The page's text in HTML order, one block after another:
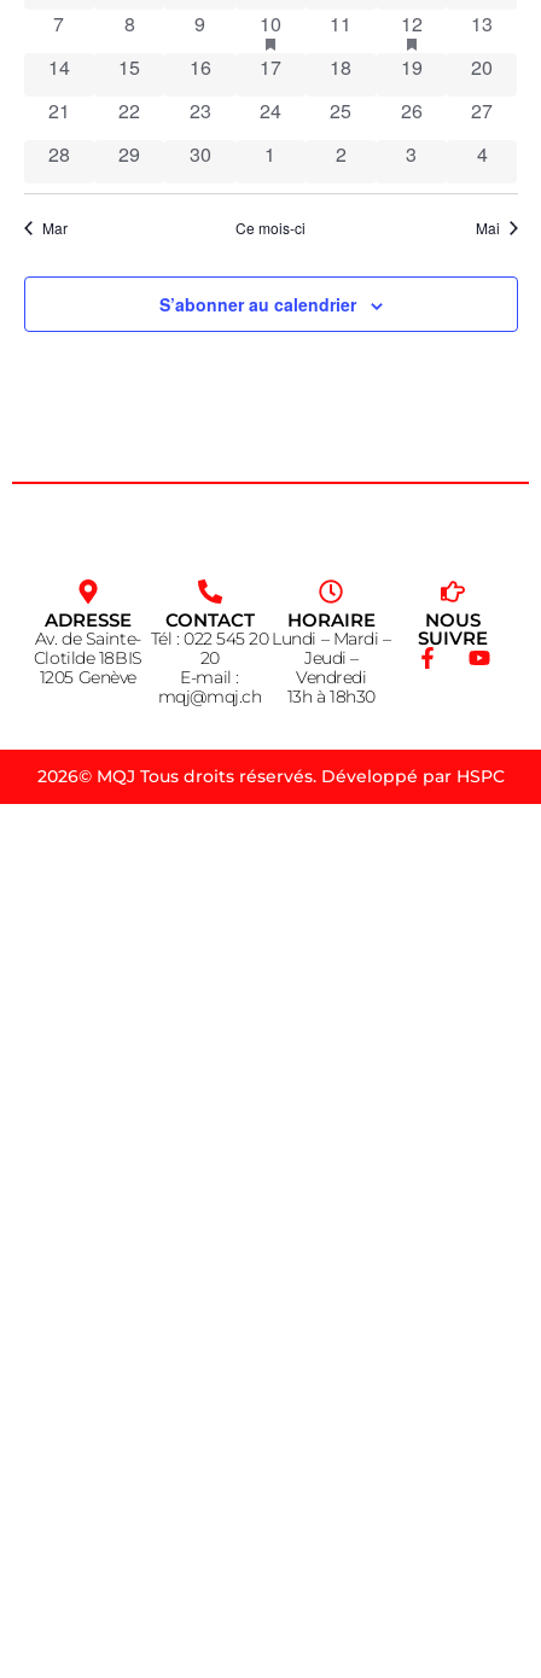
de
vues
Évènements
0 évènements
7 0 évènements
8 0 évènements
9 1 évènement
10has featured évènements
0 évènements
11 1 évènement
12has featured
0
13
0 évènements
14 0 évènements
15 0 évènements
16 0 évènements
17 0 évènements
18 0 évènements
19 0
20
0 évènements
21 0 évènements
22 0 évènements
23 0 évènements
24 0 évènements
25 0 évènements
26 0
27
0 évènements
28 0 évènements
29 0 évènements
30 0 évènements
1 0 évènements
2 0 évènements
3 0
4
Mar Ce mois-ci Mai
S’abonner au calendrier
ADRESSE
Av. de Sainte-
Clotilde 18BIS
1205 Genève
CONTACT
Tél : 022 545 20
20
E-mail :
mqj@mqj.ch
HORAIRE
Lundi – Mardi –
Jeudi –
Vendredi
13h à 18h30
NOUS
SUIVRE
2026© MQJ Tous droits réservés. Développé par HSPC